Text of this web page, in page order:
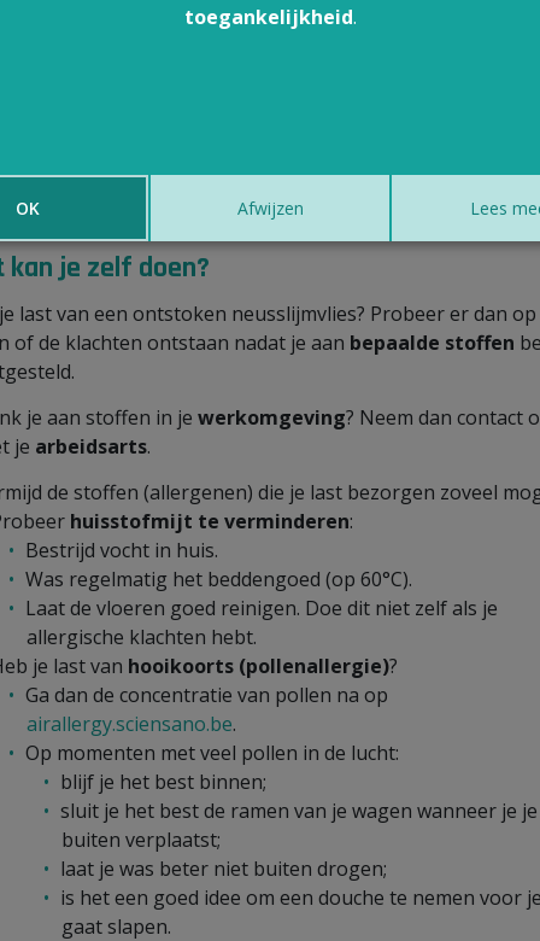
Dan verwijst je huisarts je door naar jearbeidsarts.
kan je zelf doen?
last van een ontstoken neusslijmvlies? Probeer er dan
of de klachten ontstaan nadat je aan bepaalde stoffen
je aan stoffen in je werkomgeving? Neem dan contact
je arbeidsarts.
de stoffen (allergenen) die je last bezorgen zoveel
huisstofmijt te verminderen:
Bestrijd vocht in huis.
Was regelmatig het beddengoed (op 60°C).
Laat de vloeren goed reinigen. Doe dit niet zelf als je
allergische klachten hebt.
je last van hooikoorts (pollenallergie)?
Ga dan de concentratie van pollen na op
airallergy.sciensano.be.
Op momenten met veel pollen in de lucht:
blijf je het best binnen;
sluit je het best de ramen van je wagen wanneer je je
buiten verplaatst;
laat je was beter niet buiten drogen;
is het een goed idee om een douche te nemen voor
gaat slapen.
toegankelijkheid.
OK Afwijzen Lees